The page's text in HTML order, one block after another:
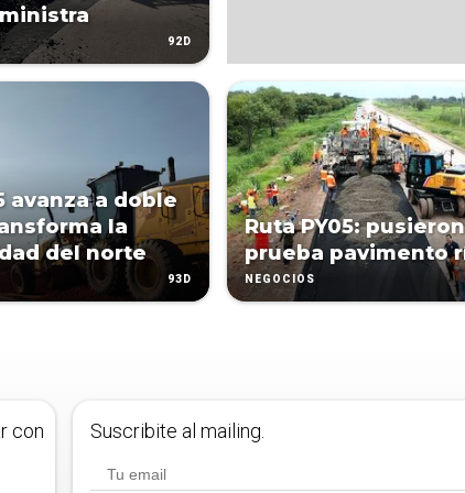
92D
avanza a doble
la
del norte
93D
Ruta PY05:
prueba pavimento
NEGOCIOS
con
Suscribite al mailing.